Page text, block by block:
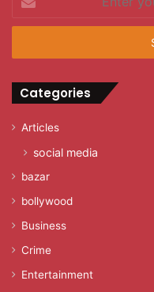
your
Email
Categories
Articles
social media
bazar
bollywood
Business
Crime
Entertainment